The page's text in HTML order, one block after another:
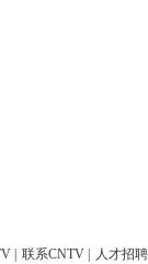
联系CNTV 人才招聘